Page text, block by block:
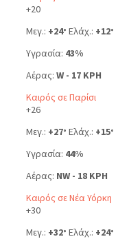
+20
Μεγ.: +24° Ελάχ.: +12°
Υγρασία: 43%
Αέρας: W - 17 KPH
Καιρός σε Παρίσι
+26
Μεγ.: +27° Ελάχ.: +15°
Υγρασία: 44%
Αέρας: NW - 18 KPH
Καιρός σε Νέα Υόρκη
+30
Μεγ.: +32° Ελάχ.: +24°